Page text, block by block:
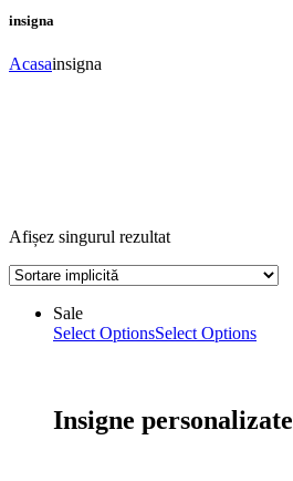
insigna
Acasainsigna
Afișez singurul rezultat
Sale
Select OptionsSelect Options
Insigne personalizate